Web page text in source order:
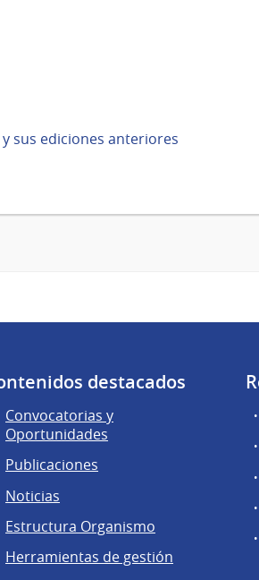
y sus ediciones anteriores
destacados
Convocatorias y
Oportunidades
Publicaciones
Noticias
Estructura Organismo
Herramientas de gestión